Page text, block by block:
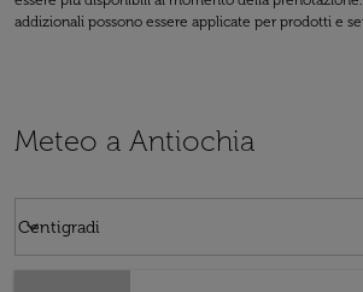
addizionali possono essere applicate per prodotti e
Meteo a Antiochia
Centigradi
keyboard_arrow_down